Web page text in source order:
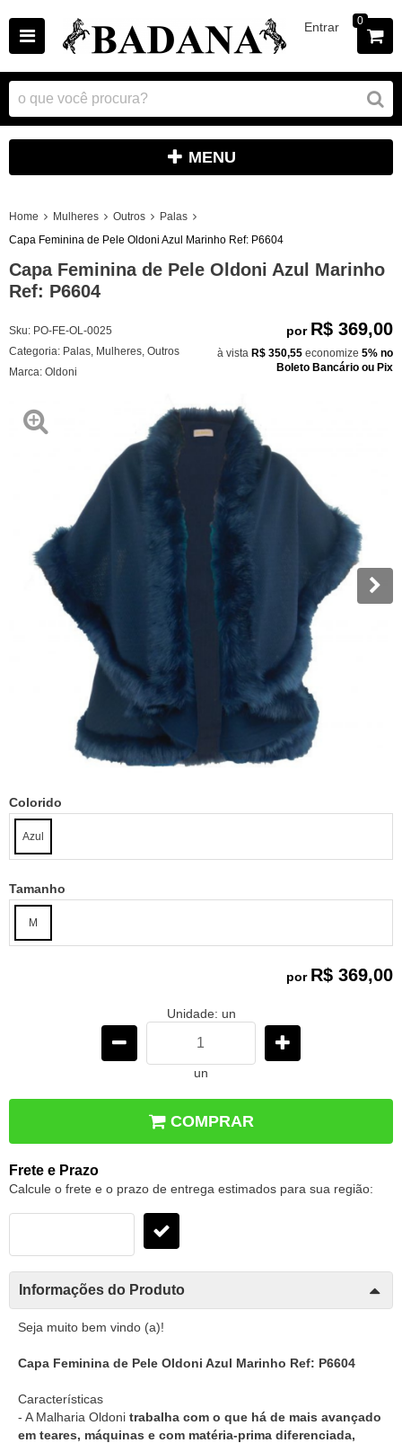
Entrar 0
MENU
Home Mulheres Outros
Palas
Capa Feminina de Pele Oldoni Azul Marinho Ref: P6604
Capa Feminina de Pele Oldoni Azul Marinho
Ref: P6604
Sku: PO-FE-OL-0025
Categoria: Palas Mulheres Outros
Marca: Oldoni
por R$ 369,00
à vista R$ 350,55 economize 5% no
Boleto Bancário ou Pix
Colorido
Azul
Tamanho
M
por R$ 369,00
Unidade: un
un
COMPRAR
Frete e Prazo
Calcule o frete e o prazo de entrega estimados para sua região:
Informações do Produto
Seja muito bem vindo (a)!
Capa Feminina de Pele Oldoni Azul Marinho Ref: P6604
Características
- A Malharia Oldoni trabalha com o que há de mais avançado
em teares, máquinas e com matéria-prima diferenciada,